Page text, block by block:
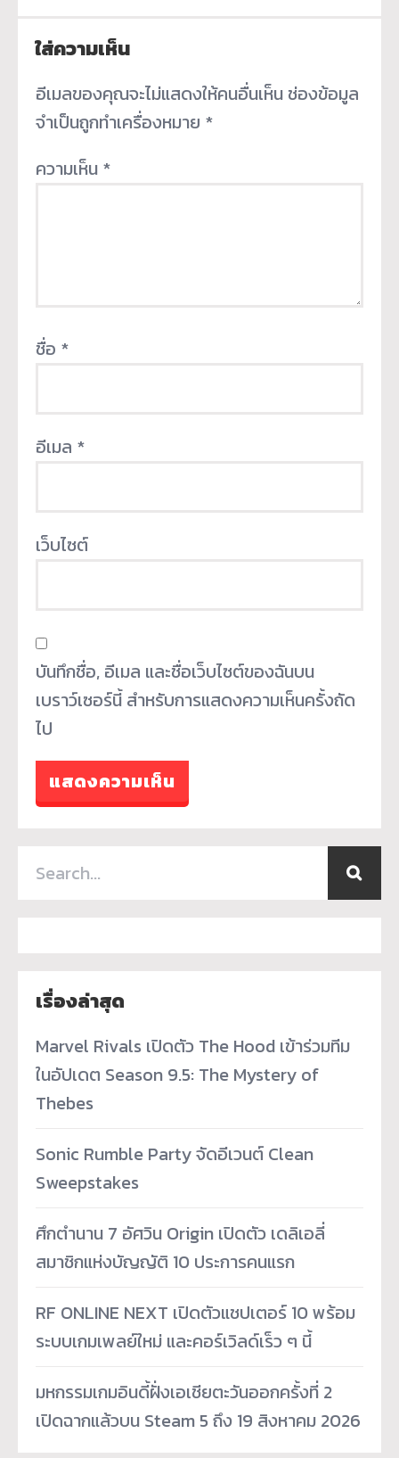
ใส่ความเห็น
อีเมลของคุณจะไม่แสดงให้คนอื่นเห็น ช่องข้อมูล
จำเป็นถูกทำเครื่องหมาย *
ความเห็น *
ชื่อ *
อีเมล *
เว็บไซต์
บันทึกชื่อ, อีเมล และชื่อเว็บไซต์ของฉันบน
เบราว์เซอร์นี้ สำหรับการแสดงความเห็นครั้งถัด
ไป
เรื่องล่าสุด
Marvel Rivals เปิดตัว The Hood เข้าร่วมทีม
ในอัปเดต Season 9.5: The Mystery of
Thebes
Sonic Rumble Party จัดอีเวนต์ Clean
Sweepstakes
ศึกตำนาน 7 อัศวิน Origin เปิดตัว เดลิเอลี่
สมาชิกแห่งบัญญัติ 10 ประการคนแรก
RF ONLINE NEXT เปิดตัวแชปเตอร์ 10 พร้อม
ระบบเกมเพลย์ใหม่ และคอร์เวิลด์เร็ว ๆ นี้
มหกรรมเกมอินดี้ฝั่งเอเชียตะวันออกครั้งที่ 2
เปิดฉากแล้วบน Steam 5 ถึง 19 สิงหาคม 2026